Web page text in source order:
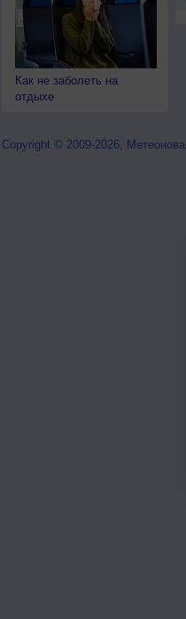
Как не заболеть на
отдыхе
Copyright © 2009-2026, Метеонова